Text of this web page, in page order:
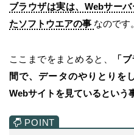
ブラウザは実は、Webサー
たソフトウエアの事 なのです。
ここまでをまとめると、
「
間で、データのやりとりを
Webサイトを見ているという